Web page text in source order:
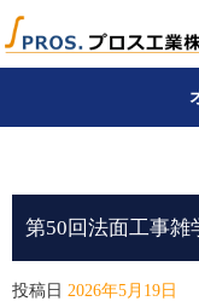
第50回法面工事雑
投稿日 2026年5月19日